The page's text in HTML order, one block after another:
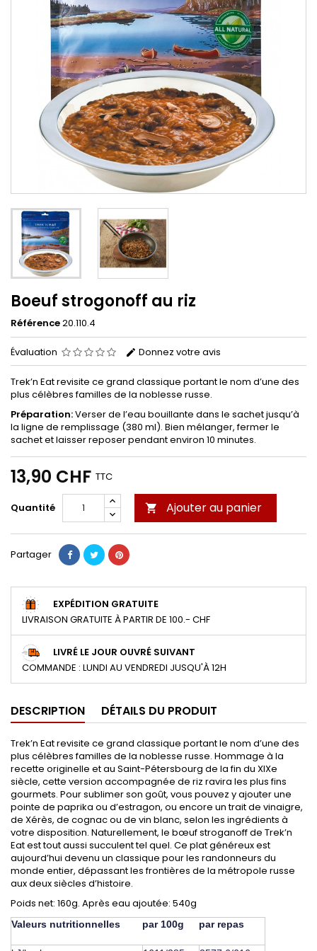
Boeuf strogonoff au riz
Référence20.110.4
Évaluation Donnez votre avis
Trek’n Eat revisite ce grand classique portant le nom d’une des
plus célèbres familles de la noblesse russe.
Préparation:Verser de l’eau bouillante dans le sachet jusqu’à
la ligne de remplissage (380 ml). Bien mélanger, fermer le
sachet et laisser reposer pendant environ 10 minutes.
13,90 CHF TTC
Quantité  Ajouter au panier
Partager
EXPÉDITION GRATUITE
LIVRAISON GRATUITE À PARTIR DE 100.- CHF
LIVRÉ LE JOUR OUVRÉ SUIVANT
COMMANDE : LUNDI AU VENDREDI JUSQU'À 12H
DESCRIPTION DÉTAILS DU PRODUIT
Trek’n Eat revisite ce grand classique portant le nom d’une des
plus célèbres familles de la noblesse russe. Hommage à la
recette originelle et au Saint-Pétersbourg de la fin du XIXe
siècle, cette version accompagnée de riz ravira les plus fins
gourmets. Pour sublimer son goût, vous pouvez y ajouter une
pointe de paprika ou d’estragon, ou encore un trait de vinaigre,
de Xérès, de cognac ou de vin blanc, selon les ingrédients à
votre disposition. Naturellement, le bœuf stroganoff de Trek’n
Eat est tout aussi succulent tel quel. Ce plat généreux est
aujourd’hui devenu un classique pour les randonneurs du
monde entier, dépassant les frontières de la métropole russe
aux deux siècles d’histoire.
Poids net: 160g. Après eau ajoutée: 540g
Valeurs nutritionnelles par 100g par repas